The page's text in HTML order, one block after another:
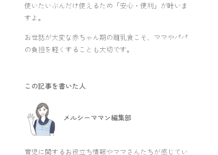
使いたいぶんだけ使えるため「安心・便利」が叶いま
すよ。
お世話が大変な赤ちゃん期の離乳食こそ、ママやパパ
の負担を軽くすることも大切です。
この記事を書いた人
メルシーママン編集部
育児に関するお役立ち情報やママさんたちが感じてい